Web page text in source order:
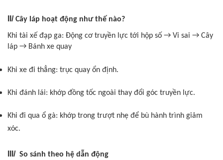
II/Cây láp hoạt động như thế nào?
Khi tài xế đạp ga: Động cơ truyền lực tới hộp số → Vi sai → Cây
láp → Bánh xe quay
Khi xe đi thẳng: trục quay ổn định.
Khi đánh lái: khớp đồng tốc ngoài thay đổi góc truyền lực.
Khi đi qua ổ gà: khớp trong trượt nhẹ để bù hành trình giảm
xóc.
III/ So sánh theo hệ dẫn động